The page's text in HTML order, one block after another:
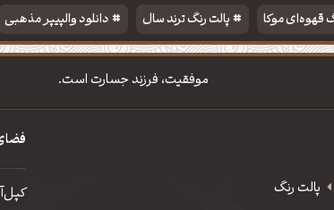
قهوه‌ای موکا پالت رنگ ترند سال دانلود والپیپر مذهبی
موفقیت، فرزند جسارت است.
پالت رنگ